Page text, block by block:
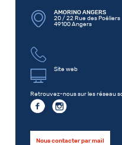
AMORINO ANGERS
20 / 22 Rue des Poëliers
49100 Angers
Site web
Retrouvez-nous sur les réseau
Nous contacter par mail